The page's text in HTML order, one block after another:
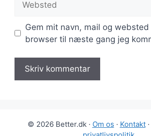
Gem mit navn, mail og websted
browser til næste gang jeg
© 2026 Better.dk · Om os · Kontakt·